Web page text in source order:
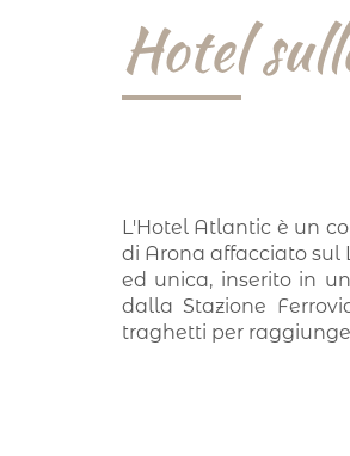
Hotel
L'Hotel Atlantic è un
di Arona affacciato sul
ed unica, inserito in
dalla Stazione
traghetti per